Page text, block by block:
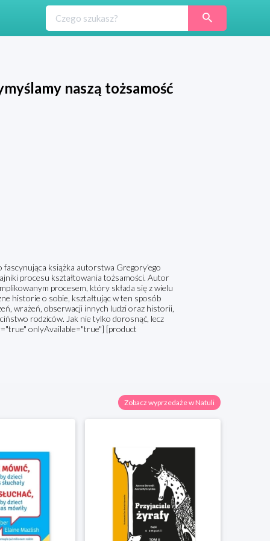
naszą tożsamość
fascynująca książka autorstwa Gregory'ego
procesu kształtowania tożsamości. Autor
procesem, który składa się z wielu
historie o sobie, kształtując w ten sposób
wrażeń, obserwacji innych ludzi oraz historii,
rodziców. Jak nie tylko dorosnąć, lecz
onlyAvailable="true"] [product
Zobacz wyprzedaże w Natuli